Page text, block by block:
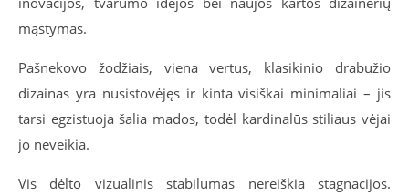
mąstymas.
Pašnekovo žodžiais, viena vertus, klasikinio drabužio
dizainas yra nusistovėjęs ir kinta visiškai minimaliai – jis
tarsi egzistuoja šalia mados, todėl kardinalūs stiliaus vėjai
jo neveikia.
Vis dėlto vizualinis stabilumas nereiškia stagnacijos.